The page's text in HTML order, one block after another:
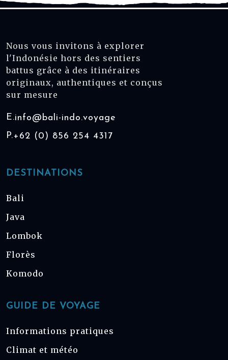
Nous vous invitons à explorer
l'Indonésie hors des sentiers
battus grâce à des itinéraires
originaux, authentiques et conçus
sur mesure
E.info@bali-indo.voyage
P.+62 (0) 856 254 4317
DESTINATIONS
Bali
Java
Lombok
Florès
Komodo
GUIDE DE VOYAGE
Informations pratiques
Climat et météo